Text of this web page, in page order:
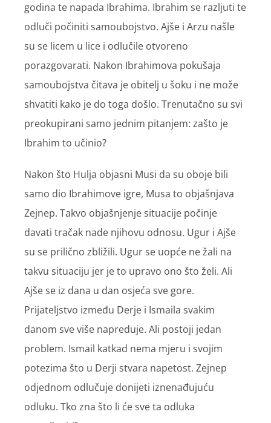
godina te napada Ibrahima. Ibrahim se razljuti te
odluči počiniti samoubojstvo. Ajše i Arzu našle
su se licem u lice i odlučile otvoreno
porazgovarati. Nakon Ibrahimova pokušaja
samoubojstva čitava je obitelj u šoku i ne može
shvatiti kako je do toga došlo. Trenutačno su svi
preokupirani samo jednim pitanjem: zašto je
Ibrahim to učinio?
Nakon što Hulja objasni Musi da su oboje bili
samo dio Ibrahimove igre, Musa to objašnjava
Zejnep. Takvo objašnjenje situacije počinje
davati tračak nade njihovu odnosu. Ugur i Ajše
su se prilično zbližili. Ugur se uopće ne žali na
takvu situaciju jer je to upravo ono što želi. Ali
Ajše se iz dana u dan osjeća sve gore.
Prijateljstvo između Derje i Ismaila svakim
danom sve više napreduje. Ali postoji jedan
problem. Ismail katkad nema mjeru i svojim
potezima što u Derji stvara napetost. Zejnep
odjednom odlučuje donijeti iznenađujuću
odluku. Tko zna što li će sve ta odluka